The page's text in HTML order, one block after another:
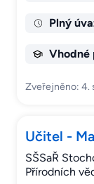
Plný
Vhodné
Zveřejněno: 4.
Učitel -
SŠSaŘ
Přírodních